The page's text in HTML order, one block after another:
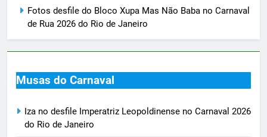
Fotos desfile do Bloco Xupa Mas Não Baba no Carnaval
de Rua 2026 do Rio de Janeiro
Musas do Carnaval
Iza no desfile Imperatriz Leopoldinense no Carnaval 2026
do Rio de Janeiro